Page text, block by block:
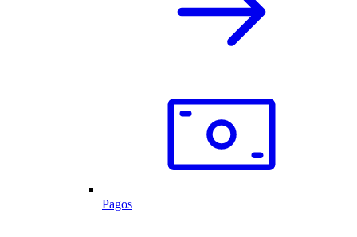
Pagos